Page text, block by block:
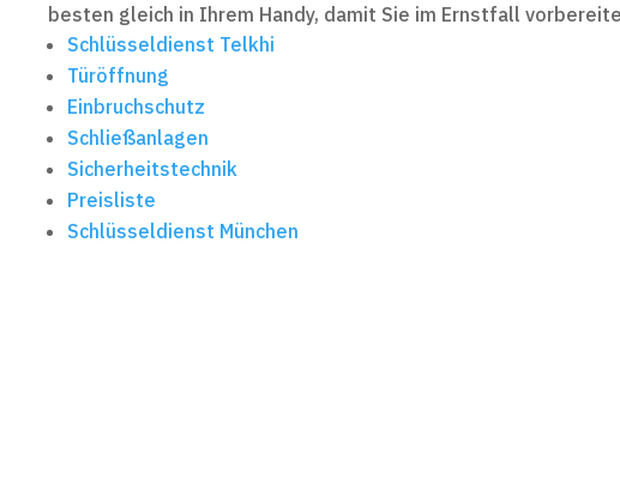
besten gleich in Ihrem Handy, damit Sie im Ernstfall
Schlüsseldienst Telkhi
Türöffnung
Einbruchschutz
Schließanlagen
Sicherheitstechnik
Preisliste
Schlüsseldienst München